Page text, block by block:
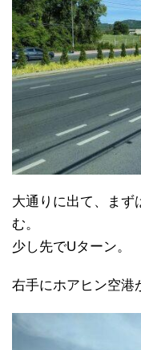
大通りに出て、まず
む。
少し先でUターン。
右手にホアヒン空港